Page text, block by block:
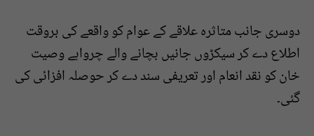
دوسری جانب متاثرہ علاقے کے عوام کو واقعے کی بروقت
اطلاع دے کر سیکڑوں جانيں بچانے والے چرواہے وصیت
خان کو نقد انعام اور تعریفی سند دے کر حوصلہ افزائی کی
گئی۔